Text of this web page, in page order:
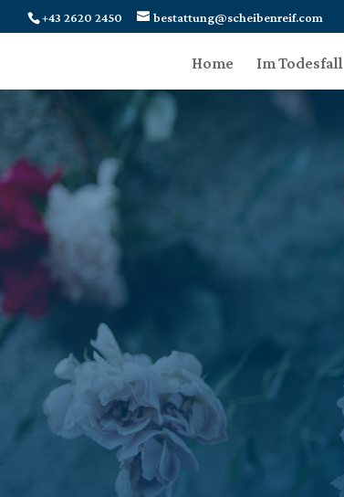
+43 2620 2450 bestattung@scheibenreif.com
Home Im Todesfall